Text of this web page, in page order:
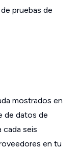
pruebas de
mostrados en
de datos de
cada seis
en tu